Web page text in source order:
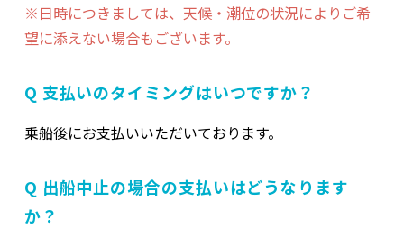
※日時につきましては、天候・潮位の状況によりご希
望に添えない場合もございます。
Q 支払いのタイミングはいつですか？
乗船後にお支払いいただいております。
Q 出船中止の場合の支払いはどうなります
か？